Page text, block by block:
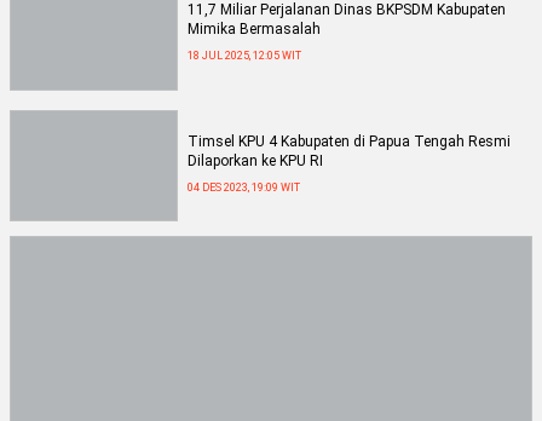
11,7 Miliar Perjalanan Dinas BKPSDM Kabupaten
Mimika Bermasalah
18 JUL 2025, 12:05 WIT
Timsel KPU 4 Kabupaten di Papua Tengah Resmi
Dilaporkan ke KPU RI
04 DES 2023, 19:09 WIT